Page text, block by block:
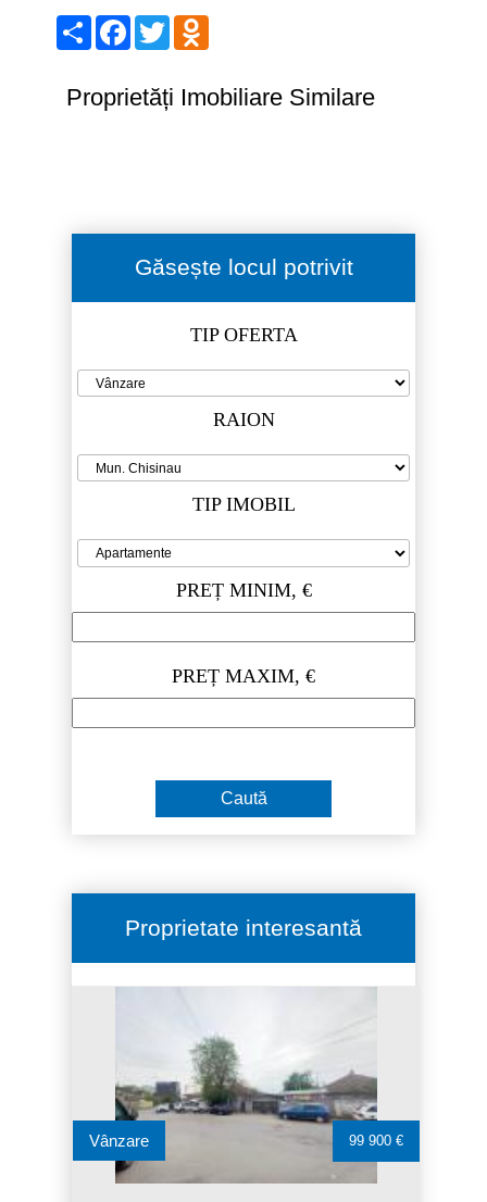
ShareFacebook
Twitter
Proprietăți Imobiliare Similare
Găsește locul potrivit
TIP OFERTA
RAION
TIP IMOBIL
PREȚ MINIM, €
PREȚ MAXIM, €
Proprietate interesantă
Vânzare 99 900 €